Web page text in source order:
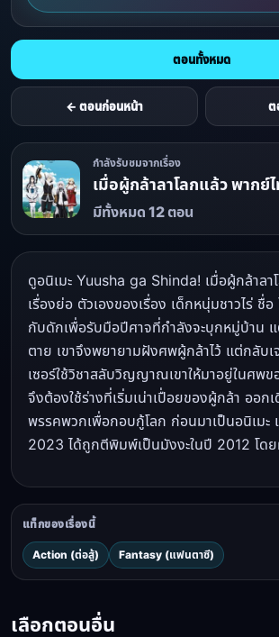
← ตอนก่อนหน้า
ตอนทั้งหมด
ต
กำลังรับชมจากเรื่อง
เมื่อผู้กล้าลาโลกแล้ว พากย์
มีทั้งหมด 12 ตอน
ดูอนิเมะ Yuusha ga Shinda! เมื่อผู้กล้าล
เรื่องย่อ ตัวเองของเรื่อง เด็กหนุ่มชาวไร่ ชื่อ
กับดักเพื่อรับมือปีศาจที่กำลังจะบุกหมู่บ้าน
ตาย เขาจึงพยายามฝังศพผู้กล้าไว้ แต่กลับเ
เซอร์ใช้วิชาสลับวิญญาณเขาให้มาอยู่ในศพข
จึงต้องใช้ร่างที่เริ่มเน่าเปื่อยของผู้กล้า ออก
พรรคพวกเพื่อกอบกู้โลก ก่อนมาเป็นอนิเมะ
2023 ได้ถูกตีพิมพ์เป็นมังงะในปี 2012 โดย
แท็กของเรื่องนี้
Action (ต่อสู้) Fantasy (แฟนตาซี)
เลือกตอนอื่น